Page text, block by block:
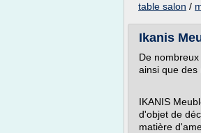
table salon /
Ikanis
De
ainsi que des
IKANIS
d'objet de
matière